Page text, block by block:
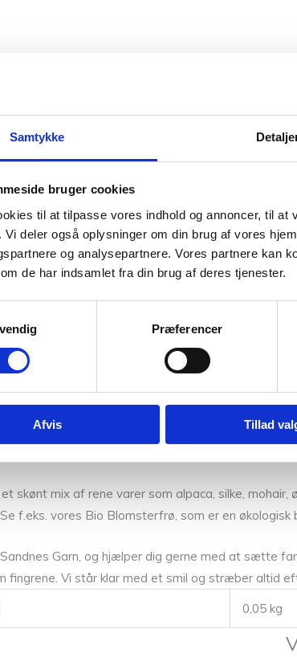
Samtykke
bruger cookies
til at tilpasse vores indhold og annoncer, til
Vi deler også oplysninger om din brug af vores
og analysepartnere. Vores partnere kan
de har indsamlet fra din brug af deres tjenester.
Præferencer
Afvis Tillad
3342 fra Sandnes
merino og er perfekt til alt fra babytøj,
er tynd og kan strikkes med enkelt eller
til den lille, eller en fin sweater til din
Råulden stammer fra Uruguay er garanteret
separat.
skønt mix af rene varer som alpaca, silke,
f.eks. vores Bio Blomsterfrø, som er en økologisk
Garn, og hjælper dig gerne med at sætte
fingrene. Vi står klar med et smil og stræber altid
0,05 kg